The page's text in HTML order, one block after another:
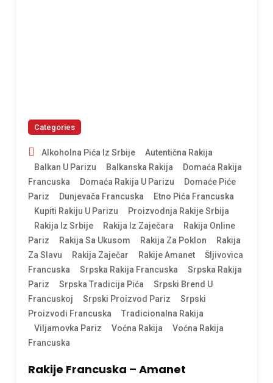
Categories
Alkoholna Pića Iz Srbije
Autentična Rakija
Balkan U Parizu
Balkanska Rakija
Domaća Rakija
Francuska
Domaća Rakija U Parizu
Domaće Piće
Pariz
Dunjevača Francuska
Etno Pića Francuska
Kupiti Rakiju U Parizu
Proizvodnja Rakije Srbija
Rakija Iz Srbije
Rakija Iz Zaječara
Rakija Online
Pariz
Rakija Sa Ukusom Rakija Za Poklon
Rakija
Za Slavu
Rakija Zaječar Rakije Amanet
Šljivovica
Francuska
Srpska Rakija Francuska
Srpska Rakija
Pariz
Srpska Tradicija Pića
Srpski Brend U
Francuskoj
Srpski Proizvod Pariz
Srpski
Proizvodi Francuska
Tradicionalna Rakija
Viljamovka Pariz
Voćna Rakija
Voćna Rakija
Francuska
Rakije Francuska – Amanet